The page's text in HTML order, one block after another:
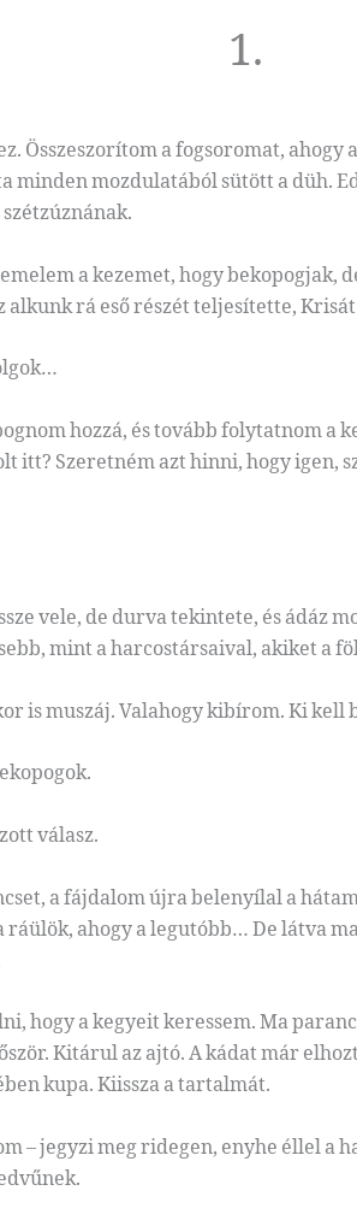
1.
Összeszorítom a fogsoromat, ahogy
minden mozdulatából sütött a düh.
a kezemet, hogy bekopogjak,
rá eső részét teljesítette,
hozzá, és tovább folytatnom a
itt? Szeretném azt hinni, hogy igen,
vele, de durva tekintete, és ádáz
mint a harcostársaival, akiket a
is muszáj. Valahogy kibírom. Ki kell
válasz.
a fájdalom újra belenyílal a
ráülök, ahogy a legutóbb… De látva
hogy a kegyeit keressem. Ma
Kitárul az ajtó. A kádat már
kupa. Kiissza a tartalmát.
– jegyzi meg ridegen, enyhe éllel a